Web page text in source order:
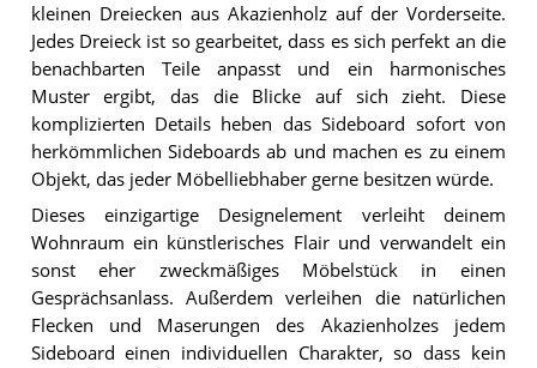
kleinen Dreiecken aus Akazienholz auf der Vorderseite.
Jedes Dreieck ist so gearbeitet, dass es sich perfekt an die
benachbarten Teile anpasst und ein harmonisches
Muster ergibt, das die Blicke auf sich zieht. Diese
komplizierten Details heben das Sideboard sofort von
herkömmlichen Sideboards ab und machen es zu einem
Objekt, das jeder Möbelliebhaber gerne besitzen würde.
Dieses einzigartige Designelement verleiht deinem
Wohnraum ein künstlerisches Flair und verwandelt ein
sonst eher zweckmäßiges Möbelstück in einen
Gesprächsanlass. Außerdem verleihen die natürlichen
Flecken und Maserungen des Akazienholzes jedem
Sideboard einen individuellen Charakter, so dass kein